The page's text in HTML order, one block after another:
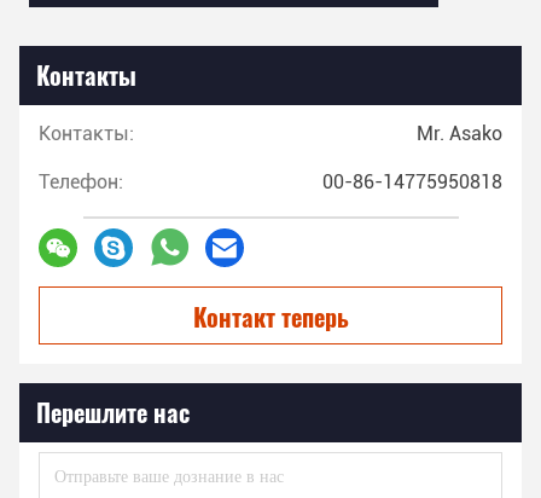
Контакты
Контакты: Mr. Asako
Телефон: 00-86-14775950818
Контакт теперь
Перешлите нас